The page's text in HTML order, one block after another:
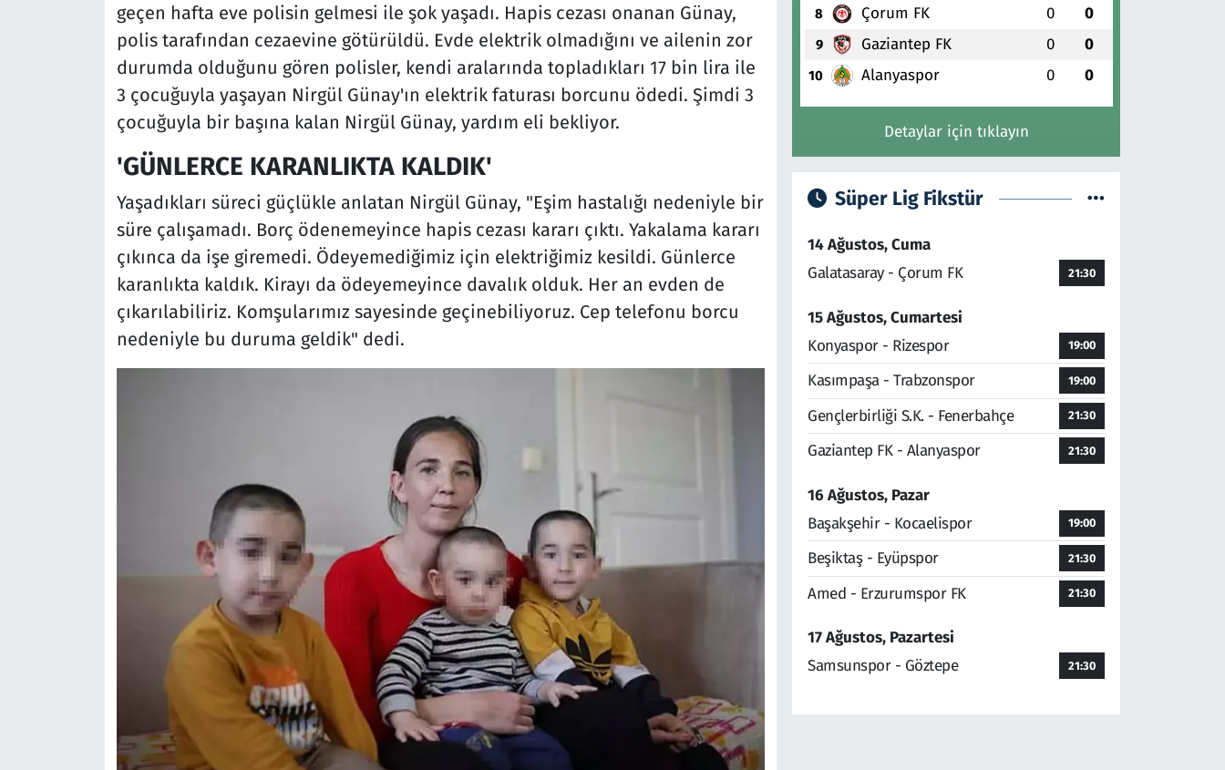
geçen hafta eve polisin gelmesi ile şok yaşadı. Hapis cezası onanan Günay,
polis tarafından cezaevine götürüldü. Evde elektrik olmadığını ve ailenin zor
durumda olduğunu gören polisler, kendi aralarında topladıkları 17 bin lira ile
3 çocuğuyla yaşayan Nirgül Günay'ın elektrik faturası borcunu ödedi. Şimdi 3
çocuğuyla bir başına kalan Nirgül Günay, yardım eli bekliyor.
'GÜNLERCE KARANLIKTA KALDIK'
Yaşadıkları süreci güçlükle anlatan Nirgül Günay, "Eşim hastalığı nedeniyle bir
süre çalışamadı. Borç ödenemeyince hapis cezası kararı çıktı. Yakalama kararı
çıkınca da işe giremedi. Ödeyemediğimiz için elektriğimiz kesildi. Günlerce
karanlıkta kaldık. Kirayı da ödeyemeyince davalık olduk. Her an evden de
çıkarılabiliriz. Komşularımız sayesinde geçinebiliyoruz. Cep telefonu borcu
nedeniyle bu duruma geldik" dedi.
8 Çorum FK 0 0
9 Gaziantep FK 0 0
10 Alanyaspor 0 0
Detaylar için tıklayın
Süper Lig Fikstür
14 Ağustos, Cuma
Galatasaray - Çorum FK
21:30
15 Ağustos, Cumartesi
Konyaspor - Rizespor
19:00
Kasımpaşa - Trabzonspor 19:00
Gençlerbirliği S.K. - Fenerbahçe 21:30
Gaziantep FK - Alanyaspor 21:30
16 Ağustos, Pazar
Başakşehir - Kocaelispor
19:00
Beşiktaş - Eyüpspor 21:30
Amed - Erzurumspor FK 21:30
17 Ağustos, Pazartesi
Samsunspor - Göztepe
21:30